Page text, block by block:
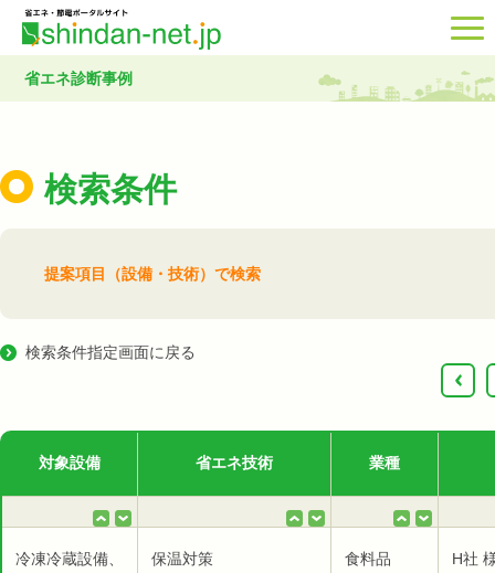
省エネ診断事例
検索条件
提案項目（設備・技術）で検索
検索条件指定画面に戻る
‹
対象設備 省エネ技術 業種
冷凍冷蔵設備、
保温対策 食料品 H社